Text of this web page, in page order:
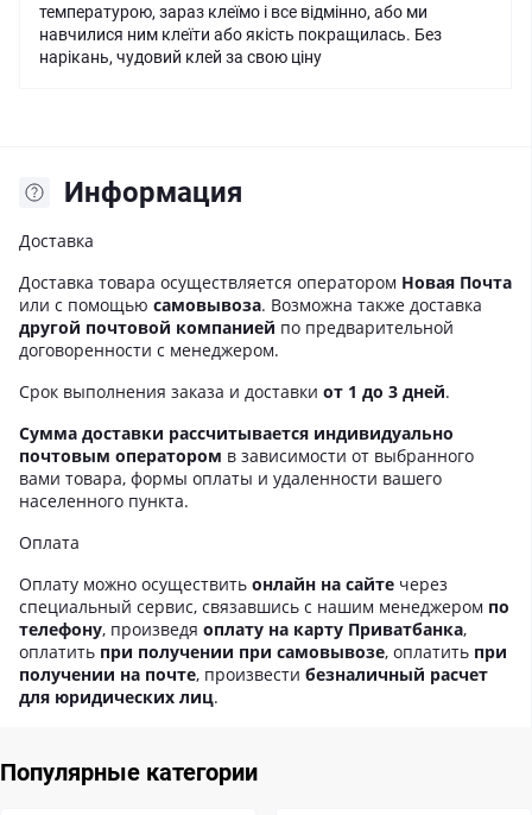
температурою, зараз клеїмо і все відмінно, або ми
навчилися ним клеїти або якість покращилась. Без
нарікань, чудовий клей за свою ціну
Информация
Доставка
Доставка товара осуществляется оператором Новая Почта
или с помощью самовывоза. Возможна также доставка
другой почтовой компанией по предварительной
договоренности с менеджером.
Срок выполнения заказа и доставки от 1 до 3 дней.
Сумма доставки рассчитывается индивидуально
почтовым оператором в зависимости от выбранного
вами товара, формы оплаты и удаленности вашего
населенного пункта.
Оплата
Оплату можно осуществить онлайн на сайте через
специальный сервис, связавшись с нашим менеджером по
телефону, произведя оплату на карту Приватбанка,
оплатить при получении при самовывозе, оплатить при
получении на почте, произвести безналичный расчет
для юридических лиц.
Популярные категории